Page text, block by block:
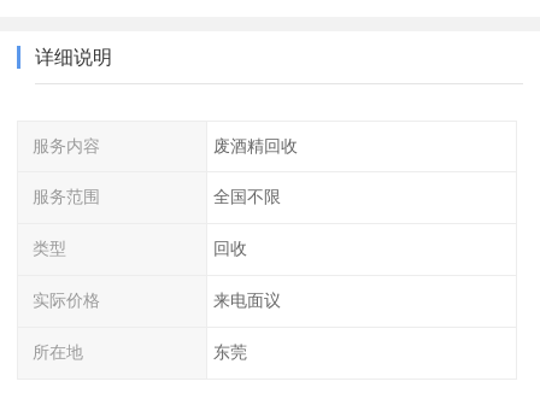
详细说明
服务内容 废酒精回收
服务范围 全国不限
类型 回收
实际价格 来电面议
所在地 东莞